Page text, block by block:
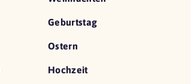
Geburtstag
Ostern
Hochzeit